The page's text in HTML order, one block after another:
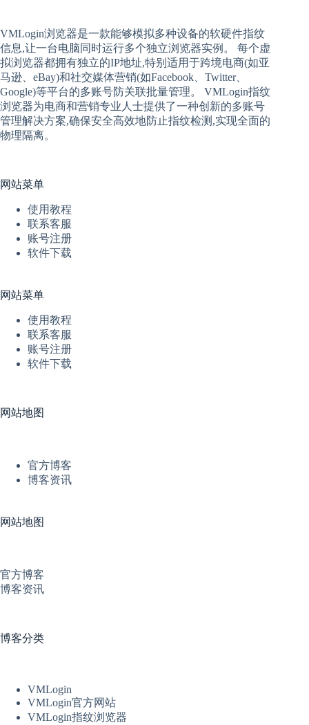
VMLogin浏览器是一款能够模拟多种设备的软硬件指纹
信息,让一台电脑同时运行多个独立浏览器实例。 每个虚
拟浏览器都拥有独立的IP地址,特别适用于跨境电商(如亚
马逊、eBay)和社交媒体营销(如Facebook、Twitter、
Google)等平台的多账号防关联批量管理。 VMLogin指纹
浏览器为电商和营销专业人士提供了一种创新的多账号
管理解决方案,确保安全高效地防止指纹检测,实现全面的
物理隔离。
网站菜单
使用教程
联系客服
账号注册
软件下载
网站菜单
使用教程
联系客服
账号注册
软件下载
网站地图
官方博客
博客资讯
网站地图
官方博客
博客资讯
博客分类
VMLogin
VMLogin官方网站
VMLogin指纹浏览器